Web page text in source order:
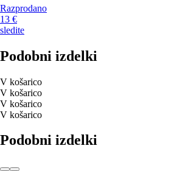
Razprodano
13 €
sledite
Podobni izdelki
V košarico
V košarico
V košarico
V košarico
Podobni izdelki